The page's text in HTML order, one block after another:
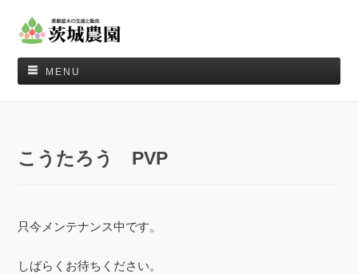
MENU
こうたろう PVP
只今メンテナンス中です。
しばらくお待ちください。